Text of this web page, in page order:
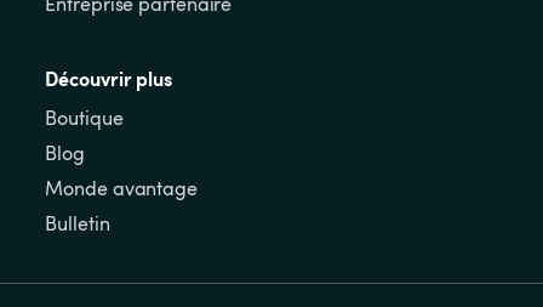
Découvrir plus
Boutique
Blog
Monde avantage
Bulletin